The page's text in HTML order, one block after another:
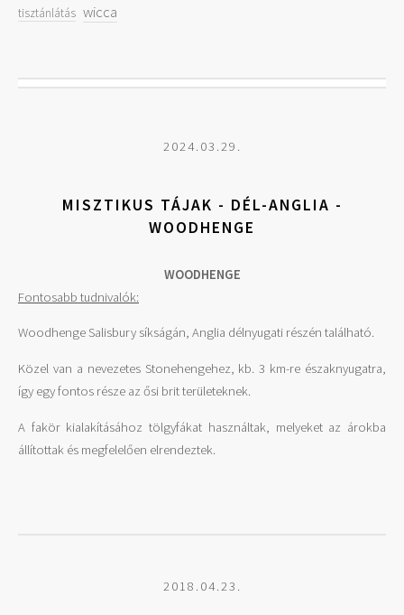
tisztánlátás wicca
2024.03.29.
MISZTIKUS TÁJAK - DÉL-ANGLIA -
WOODHENGE
WOODHENGE
Fontosabb tudnivalók:
Woodhenge Salisbury síkságán, Anglia délnyugati részén található.
Közel van a nevezetes Stonehengehez, kb. 3 km-re északnyugatra,
így egy fontos része az ősi brit területeknek.
A fakör kialakításához tölgyfákat használtak, melyeket az árokba
állítottak és megfelelően elrendeztek.
2018.04.23.